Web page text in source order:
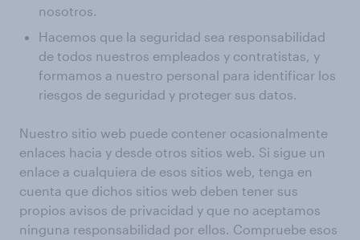
nosotros.
Hacemos que la seguridad sea responsabilidad
de todos nuestros empleados y contratistas, y
formamos a nuestro personal para identificar los
riesgos de seguridad y proteger sus datos.
Nuestro sitio web puede contener ocasionalmente
enlaces hacia y desde otros sitios web. Si sigue un
enlace a cualquiera de esos sitios web, tenga en
cuenta que dichos sitios web deben tener sus
propios avisos de privacidad y que no aceptamos
ninguna responsabilidad por ellos. Compruebe esos